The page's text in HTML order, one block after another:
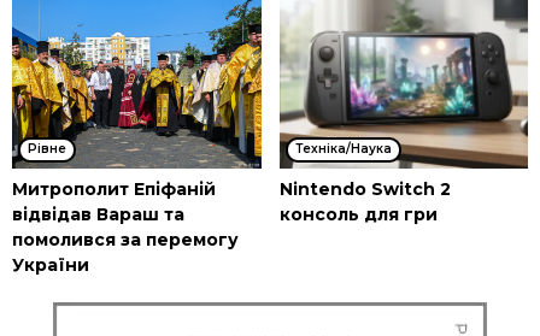
Рівне
Митрополит Епіфаній
відвідав Вараш та
помолився за перемогу
України
Техніка/Наука
Nintendo Switch 2
консоль для гри